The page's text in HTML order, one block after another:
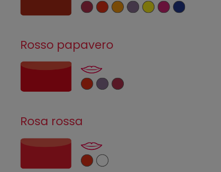
Rosso papavero
Rosa rossa